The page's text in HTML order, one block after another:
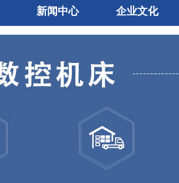
新闻中心 企业文化